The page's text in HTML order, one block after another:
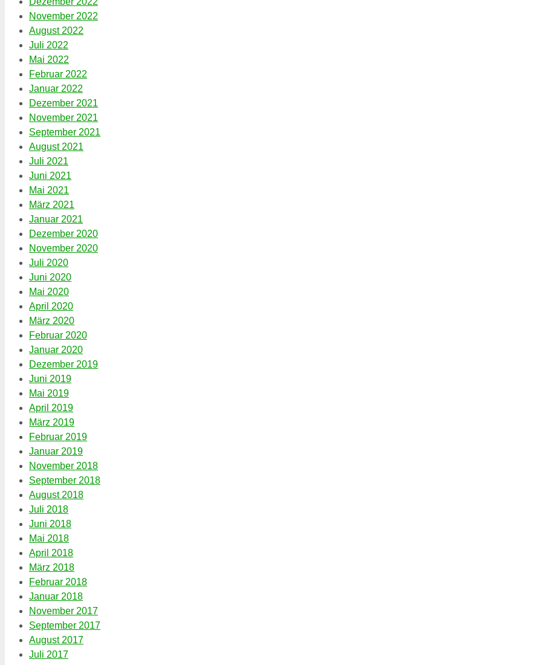
November 2022
August 2022
Juli 2022
Mai 2022
Februar 2022
Januar 2022
Dezember 2021
November 2021
September 2021
August 2021
Juli 2021
Juni 2021
Mai 2021
März 2021
Januar 2021
Dezember 2020
November 2020
Juli 2020
Juni 2020
Mai 2020
April 2020
März 2020
Februar 2020
Januar 2020
Dezember 2019
Juni 2019
Mai 2019
April 2019
März 2019
Februar 2019
Januar 2019
November 2018
September 2018
August 2018
Juli 2018
Juni 2018
Mai 2018
April 2018
März 2018
Februar 2018
Januar 2018
November 2017
September 2017
August 2017
Juli 2017